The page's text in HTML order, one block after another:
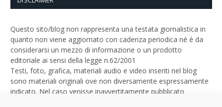
Questo sito/blog non rappresenta una testata giornalistica in
quanto non viene aggiornato con cadenza periodica né è da
considerarsi un mezzo di informazione o un prodotto
editoriale ai sensi della legge n.62/2001
Testi, foto, grafica, materiali audio e video inseriti nel blog
sono materiali originali ove non diversamente espressamente
indicato. Nel caso venisse inavvertitamente pubblicato